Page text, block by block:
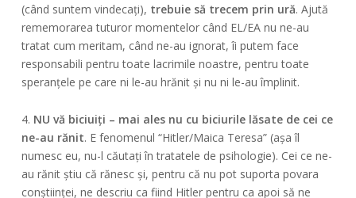
(când suntem vindecați), trebuie să trecem prin ură. Ajută
rememorarea tuturor momentelor când EL/EA nu ne-au
tratat cum meritam, când ne-au ignorat, îi putem face
responsabili pentru toate lacrimile noastre, pentru toate
speranțele pe care ni le-au hrănit și nu ni le-au împlinit.
4. NU vă biciuiți – mai ales nu cu biciurile lăsate de cei ce
ne-au rănit. E fenomenul “Hitler/Maica Teresa” (așa îl
numesc eu, nu-l căutați în tratatele de psihologie). Cei ce ne-
au rănit știu că rănesc și, pentru că nu pot suporta povara
conștiinței, ne descriu ca fiind Hitler pentru ca apoi să ne